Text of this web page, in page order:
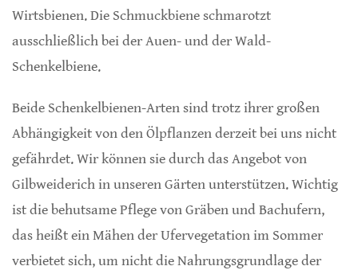
Wirtsbienen. Die Schmuckbiene schmarotzt
ausschließlich bei der Auen- und der Wald-
Schenkelbiene.
Beide Schenkelbienen-Arten sind trotz ihrer großen
Abhängigkeit von den Ölpflanzen derzeit bei uns nicht
gefährdet. Wir können sie durch das Angebot von
Gilbweiderich in unseren Gärten unterstützen. Wichtig
ist die behutsame Pflege von Gräben und Bachufern,
das heißt ein Mähen der Ufervegetation im Sommer
verbietet sich, um nicht die Nahrungsgrundlage der